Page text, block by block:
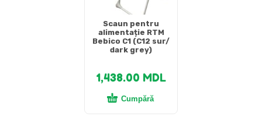
Scaun pentru
alimentație RTM
Bebico C1 (C12 sur/
dark grey)
1,438.00 MDL
Cumpără